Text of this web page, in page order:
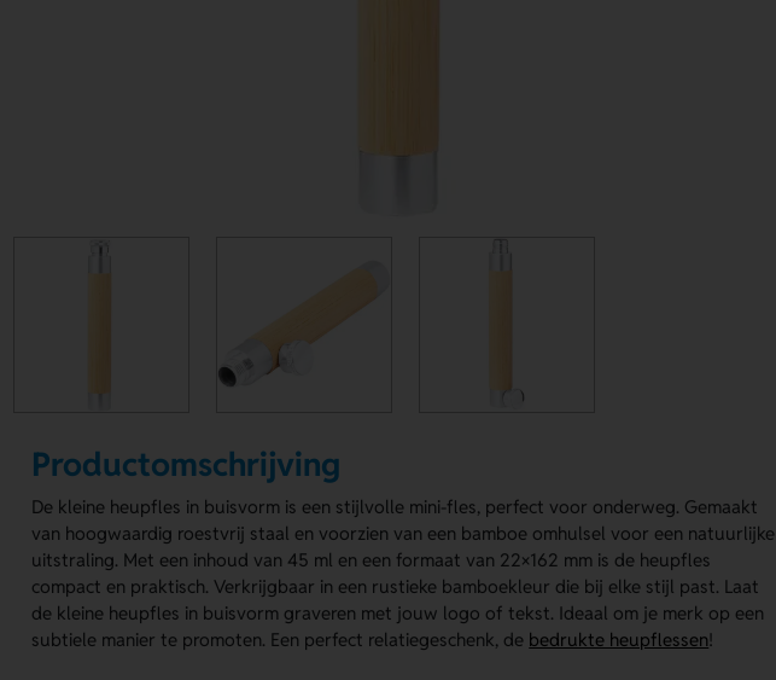
Productomschrijving
De kleine heupfles in buisvorm is een stijlvolle mini-fles, perfect voor onderweg. Gemaakt
van hoogwaardig roestvrij staal en voorzien van een bamboe omhulsel voor een natuurlijke
uitstraling. Met een inhoud van 45 ml en een formaat van 22×162 mm is de heupfles
compact en praktisch. Verkrijgbaar in een rustieke bamboekleur die bij elke stijl past. Laat
de kleine heupfles in buisvorm graveren met jouw logo of tekst. Ideaal om je merk op een
subtiele manier te promoten. Een perfect relatiegeschenk, de bedrukte heupflessen!